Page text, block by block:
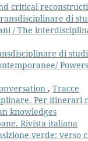
critical
di
/ The
di studi
Powers
, Tracce
Per itinerari
knowledges
Rivista italiana
verde: verso